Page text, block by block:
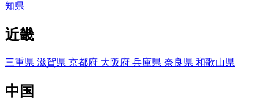
知県
近畿
三重県 滋賀県 京都府 大阪府 兵庫県 奈良県 和歌山県
中国